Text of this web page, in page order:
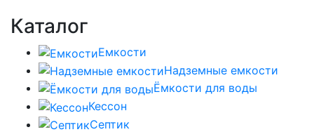
Каталог
Емкости
Надземные емкости
Ёмкости для воды
Кессон
Септик